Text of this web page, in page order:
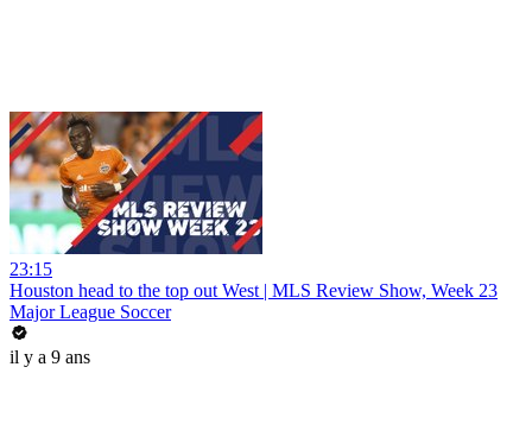
23:15
Houston head to the top out West | MLS Review Show, Week 23
Major League Soccer
il y a 9 ans